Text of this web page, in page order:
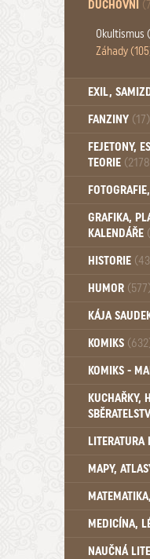
DUCHOVNÍ
Okultismus
Záhady
EXIL,
FANZINY (17)
FEJETONY,
TEORIE
Citáty,
GRAFIKA,
KALENDÁŘE
HISTORIE
Mytologie,
HUMOR
KÁJA
KOMIKS
Komiks -
KOMIKS -
KUCHAŘKY,
Dům a byt
LITERATURA
Katalogy
MAPY,
MEDICÍNA,
NAUČNÁ